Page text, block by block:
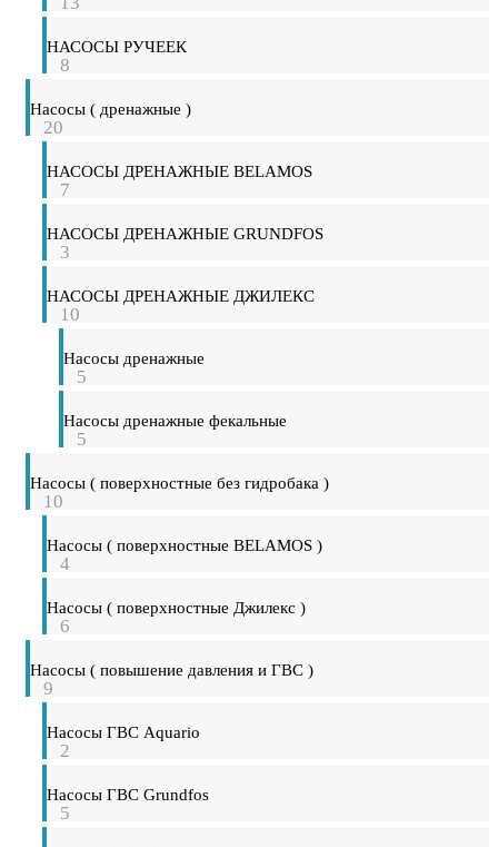
НАСОСЫ РУЧЕЕК
8
Насосы ( дренажные )
20
НАСОСЫ ДРЕНАЖНЫЕ BELAMOS
7
НАСОСЫ ДРЕНАЖНЫЕ GRUNDFOS
3
НАСОСЫ ДРЕНАЖНЫЕ ДЖИЛЕКС
10
Насосы дренажные
5
Насосы дренажные фекальные
5
Насосы ( поверхностные без гидробака )
10
Насосы ( поверхностные BELAMOS )
4
Насосы ( поверхностные Джилекс )
6
Насосы ( повышение давления и ГВС )
9
Насосы ГВС Aquario
2
Насосы ГВС Grundfos
5